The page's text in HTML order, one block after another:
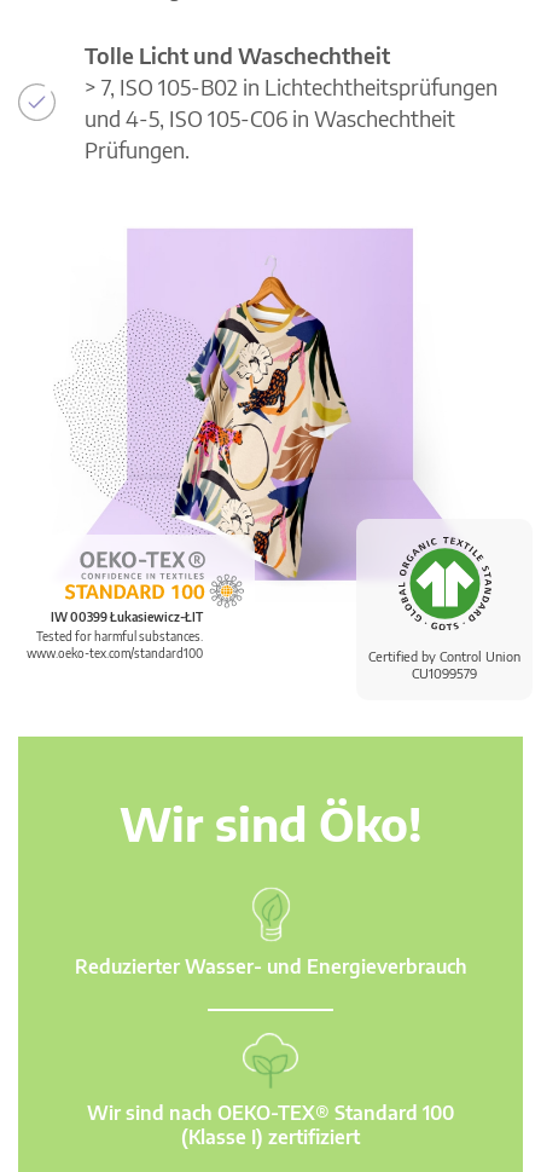
Certified by Control Union
CU1099579
IW 00399 Łukasiewicz-ŁIT
Tested for harmful substances.
www.oeko-tex.com/standard100
Tolle Licht und Waschechtheit
> 7, ISO 105-B02 in Lichtechtheitsprüfungen
und 4-5, ISO 105-C06 in Waschechtheit
Prüfungen.
Wir sind Öko!
Reduzierter Wasser- und Energieverbrauch
Wir sind nach OEKO-TEX® Standard 100
(Klasse I) zertifiziert